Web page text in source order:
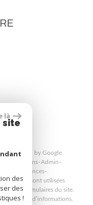
powered by Google
Liens Admin
nos annonces
données sont utilisées
via les formulaires du site.
pour plus d’informations.
là
site
des
des
!